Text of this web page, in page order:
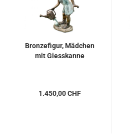
Bronzefigur, Mädchen
mit Giesskanne
1.450,00 CHF